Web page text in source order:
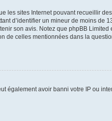
les sites Internet pouvant recueillir
d’identifier un mineur de moins de
son avis. Notez que phpBB
de celles mentionnées dans la
également avoir banni votre IP ou